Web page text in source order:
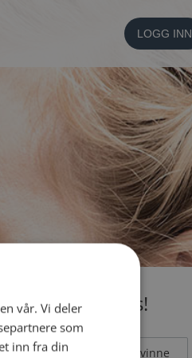
LOGG INN
medlem gratis!
Mann Kvinne
vår. Vi deler
som
inn fra din